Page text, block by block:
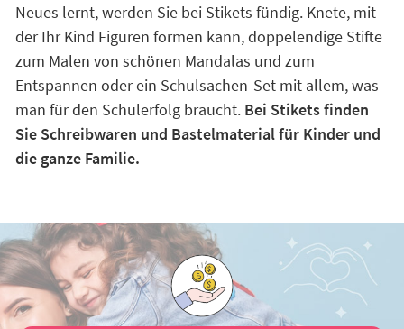
Neues lernt, werden Sie bei Stikets fündig. Knete, mit
der Ihr Kind Figuren formen kann, doppelendige Stifte
zum Malen von schönen Mandalas und zum
Entspannen oder ein Schulsachen-Set mit allem, was
man für den Schulerfolg braucht. Bei Stikets finden
Sie Schreibwaren und Bastelmaterial für Kinder und
die ganze Familie.